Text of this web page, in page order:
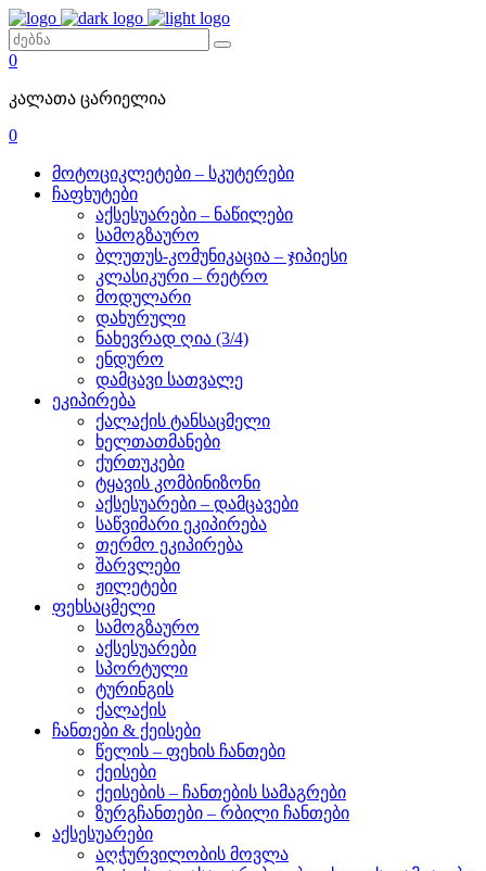
0
კალათა ცარიელია
0
მოტოციკლეტები – სკუტერები
ჩაფხუტები
აქსესუარები – ნაწილები
სამოგზაურო
ბლუთუს-კომუნიკაცია – ჯიპიესი
კლასიკური – რეტრო
მოდულარი
დახურული
ნახევრად ღია (3/4)
ენდურო
დამცავი სათვალე
ეკიპირება
ქალაქის ტანსაცმელი
ხელთათმანები
ქურთუკები
ტყავის კომბინიზონი
აქსესუარები – დამცავები
საწვიმარი ეკიპირება
თერმო ეკიპირება
შარვლები
ჟილეტები
ფეხსაცმელი
სამოგზაურო
აქსესუარები
სპორტული
ტურინგის
ქალაქის
ჩანთები & ქეისები
წელის – ფეხის ჩანთები
ქეისები
ქეისების – ჩანთების სამაგრები
ზურგჩანთები – რბილი ჩანთები
აქსესუარები
აღჭურვილობის მოვლა